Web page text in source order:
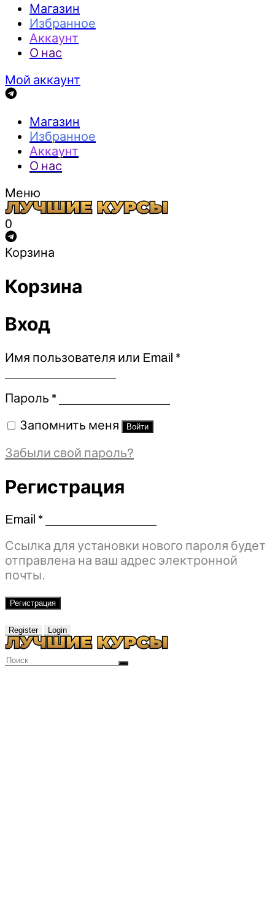
Магазин
Избранное
Аккаунт
О нас
Мой аккаунт
Магазин
Избранное
Аккаунт
О нас
Меню
0
Корзина
Корзина
Вход
Имя пользователя или Email *Обязательно
Пароль *Обязательно
Запомнить меня Войти
Забыли свой пароль?
Регистрация
Email *Обязательно
Ссылка для установки нового пароля будет
отправлена ​​на ваш адрес электронной
почты.
Регистрация
Register Login